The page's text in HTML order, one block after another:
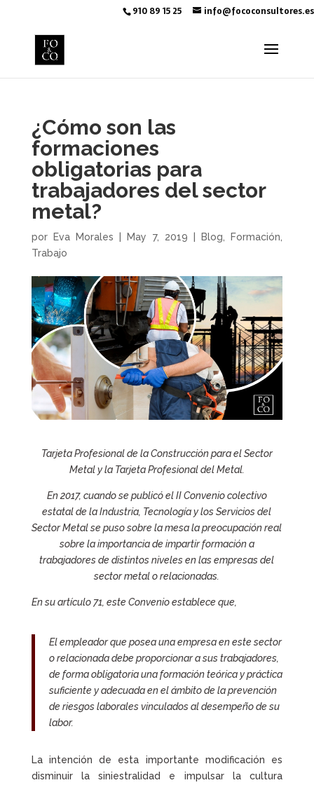
910 89 15 25 info@fococonsultores.es
¿Cómo son las
formaciones
obligatorias para
trabajadores del sector
metal?
por Eva Morales May 7, 2019 Blog Formación
Trabajo
Tarjeta Profesional de la Construcción para el Sector
Metal y la Tarjeta Profesional del Metal.
En 2017, cuando se publicó el II Convenio colectivo
estatal de la Industria, Tecnología y los Servicios del
Sector Metal se puso sobre la mesa la preocupación real
sobre la importancia de impartir formación a
trabajadores de distintos niveles en las empresas del
sector metal o relacionadas.
En su artículo 71, este Convenio establece que,
El empleador que posea una empresa en este sector
o relacionada debe proporcionar a sus trabajadores,
de forma obligatoria una formación teórica y práctica
suficiente y adecuada en el ámbito de la prevención
de riesgos laborales vinculados al desempeño de su
labor.
La intención de esta importante modificación es
disminuir la siniestralidad e impulsar la cultura